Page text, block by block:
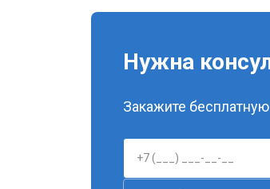
Нужна
Закажите